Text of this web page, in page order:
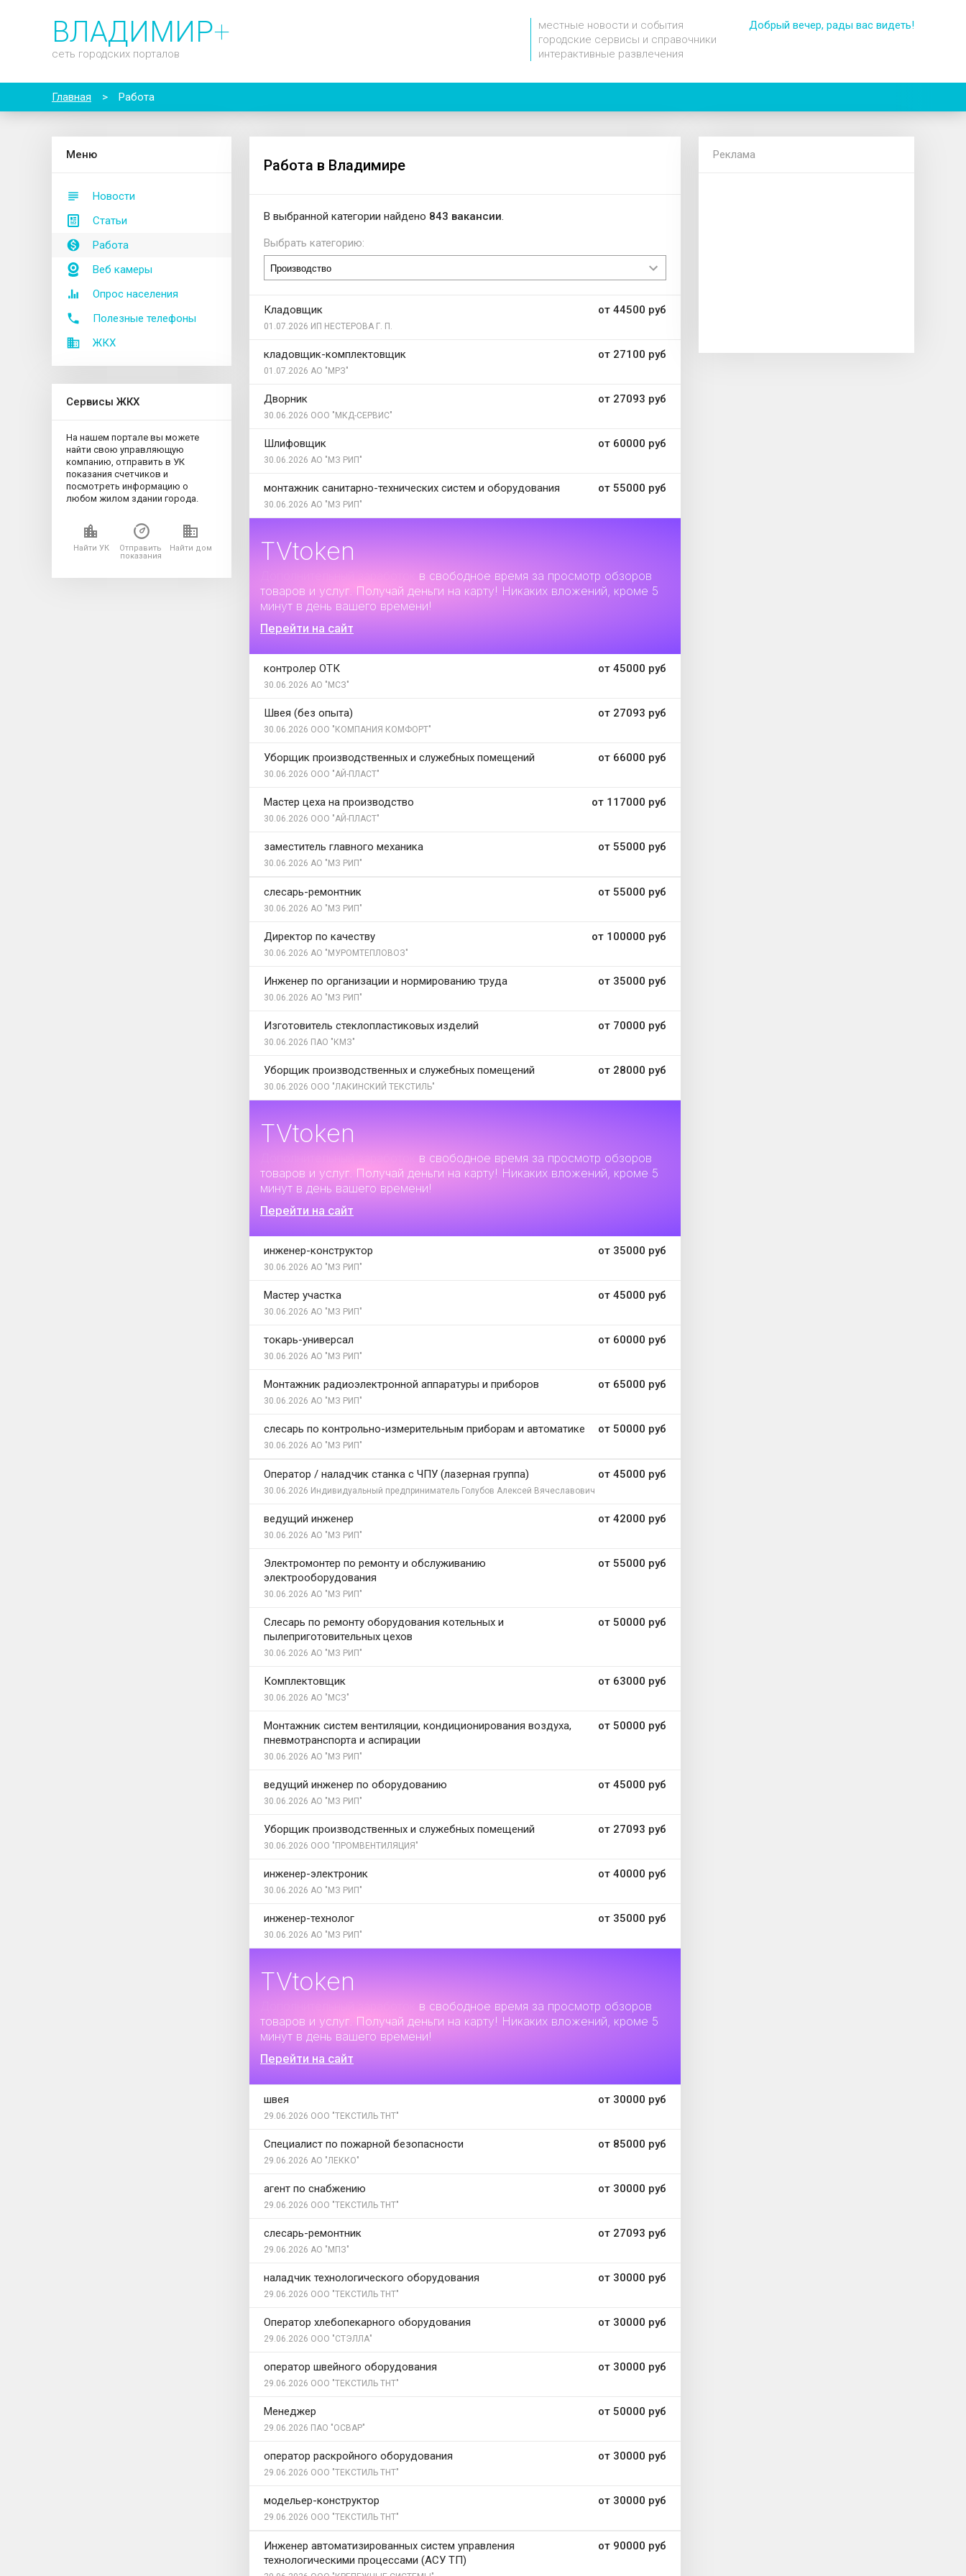
ВЛАДИМИР+
сеть городских порталов
местные новости и события
городские сервисы и справочники
интерактивные развлечения
Добрый вечер, рады вас видеть!
Главная > Работа
Меню
Новости
Статьи
Работа
Веб камеры
Опрос населения
Полезные телефоны
ЖКХ
Сервисы ЖКХ
На нашем портале вы можете
найти свою управляющую
компанию, отправить в УК
показания счетчиков и
посмотреть информацию о
любом жилом здании города.
Найти УК
Отправить
показания
Найти дом
Работа в Владимире
В выбранной категории найдено 843 вакансии.
Выбрать категорию:
от 44500 руб
Кладовщик
01.07.2026 ИП НЕСТЕРОВА Г. П.
от 27100 руб
кладовщик-комплектовщик
01.07.2026 АО "МРЗ"
от 27093 руб
Дворник
30.06.2026 ООО "МКД-СЕРВИС"
от 60000 руб
Шлифовщик
30.06.2026 АО "МЗ РИП"
от 55000 руб
монтажник санитарно-технических систем и оборудования
30.06.2026 АО "МЗ РИП"
TVtoken
в свободное время за просмотр обзоров
товаров и услуг. Получай деньги на карту! Никаких вложений, кроме 5
минут в день вашего времени!
Перейти на сайт
от 45000 руб
контролер ОТК
30.06.2026 АО "МСЗ"
от 27093 руб
Швея (без опыта)
30.06.2026 ООО "КОМПАНИЯ КОМФОРТ"
от 66000 руб
Уборщик производственных и служебных помещений
30.06.2026 ООО "АЙ-ПЛАСТ"
от 117000 руб
Мастер цеха на производство
30.06.2026 ООО "АЙ-ПЛАСТ"
от 55000 руб
заместитель главного механика
30.06.2026 АО "МЗ РИП"
от 55000 руб
слесарь-ремонтник
30.06.2026 АО "МЗ РИП"
от 100000 руб
Директор по качеству
30.06.2026 АО "МУРОМТЕПЛОВОЗ"
от 35000 руб
Инженер по организации и нормированию труда
30.06.2026 АО "МЗ РИП"
от 70000 руб
Изготовитель стеклопластиковых изделий
30.06.2026 ПАО "КМЗ"
от 28000 руб
Уборщик производственных и служебных помещений
30.06.2026 ООО "ЛАКИНСКИЙ ТЕКСТИЛЬ"
TVtoken
в свободное время за просмотр обзоров
товаров и услуг. Получай деньги на карту! Никаких вложений, кроме 5
минут в день вашего времени!
Перейти на сайт
от 35000 руб
инженер-конструктор
30.06.2026 АО "МЗ РИП"
от 45000 руб
Мастер участка
30.06.2026 АО "МЗ РИП"
от 60000 руб
токарь-универсал
30.06.2026 АО "МЗ РИП"
от 65000 руб
Монтажник радиоэлектронной аппаратуры и приборов
30.06.2026 АО "МЗ РИП"
от 50000 руб
слесарь по контрольно-измерительным приборам и автоматике
30.06.2026 АО "МЗ РИП"
от 45000 руб
Оператор / наладчик станка с ЧПУ (лазерная группа)
30.06.2026 Индивидуальный предприниматель Голубов Алексей Вячеславович
от 42000 руб
ведущий инженер
30.06.2026 АО "МЗ РИП"
от 55000 руб
Электромонтер по ремонту и обслуживанию
электрооборудования
30.06.2026 АО "МЗ РИП"
от 50000 руб
Слесарь по ремонту оборудования котельных и
пылеприготовительных цехов
30.06.2026 АО "МЗ РИП"
от 63000 руб
Комплектовщик
30.06.2026 АО "МСЗ"
от 50000 руб
Монтажник систем вентиляции, кондиционирования воздуха,
пневмотранспорта и аспирации
30.06.2026 АО "МЗ РИП"
от 45000 руб
ведущий инженер по оборудованию
30.06.2026 АО "МЗ РИП"
от 27093 руб
Уборщик производственных и служебных помещений
30.06.2026 ООО "ПРОМВЕНТИЛЯЦИЯ"
от 40000 руб
инженер-электроник
30.06.2026 АО "МЗ РИП"
от 35000 руб
инженер-технолог
30.06.2026 АО "МЗ РИП"
TVtoken
в свободное время за просмотр обзоров
товаров и услуг. Получай деньги на карту! Никаких вложений, кроме 5
минут в день вашего времени!
Перейти на сайт
от 30000 руб
швея
29.06.2026 ООО "ТЕКСТИЛЬ ТНТ"
от 85000 руб
Специалист по пожарной безопасности
29.06.2026 АО "ЛЕККО"
от 30000 руб
агент по снабжению
29.06.2026 ООО "ТЕКСТИЛЬ ТНТ"
от 27093 руб
слесарь-ремонтник
29.06.2026 АО "МПЗ"
от 30000 руб
наладчик технологического оборудования
29.06.2026 ООО "ТЕКСТИЛЬ ТНТ"
от 30000 руб
Оператор хлебопекарного оборудования
29.06.2026 ООО "СТЭЛЛА"
от 30000 руб
оператор швейного оборудования
29.06.2026 ООО "ТЕКСТИЛЬ ТНТ"
от 50000 руб
Менеджер
29.06.2026 ПАО "ОСВАР"
от 30000 руб
оператор раскройного оборудования
29.06.2026 ООО "ТЕКСТИЛЬ ТНТ"
от 30000 руб
модельер-конструктор
29.06.2026 ООО "ТЕКСТИЛЬ ТНТ"
от 90000 руб
Инженер автоматизированных систем управления
технологическими процессами (АСУ ТП)
Реклама